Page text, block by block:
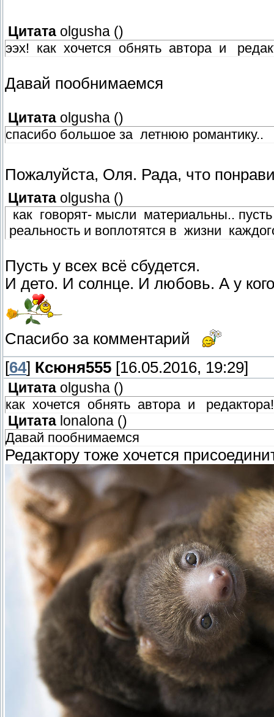
Цитата olgusha ()
ээх! как хочется обнять автора и
Давай пообнимаемся
Цитата olgusha ()
спасибо большое за летнюю романтику..
Пожалуйста, Оля. Рада, что
Цитата olgusha ()
как говорят- мысли материальны..
реальность и воплотятся в жизни
Пусть у всех всё сбудется.
И дето. И солнце. И любовь. А у
Спасибо за комментарий
[64] Ксюня555 [16.05.2016, 19:29]
Цитата olgusha ()
как хочется обнять автора и редактора!
Цитата lonalona ()
Давай пообнимаемся
Редактору тоже хочется